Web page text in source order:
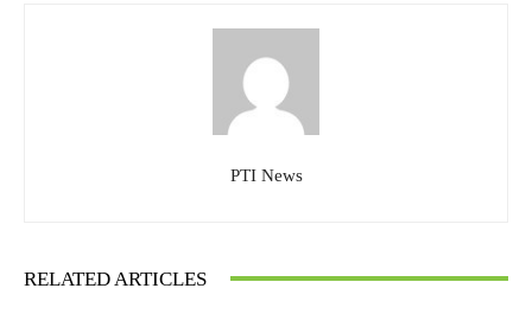
PTI News
RELATED ARTICLES